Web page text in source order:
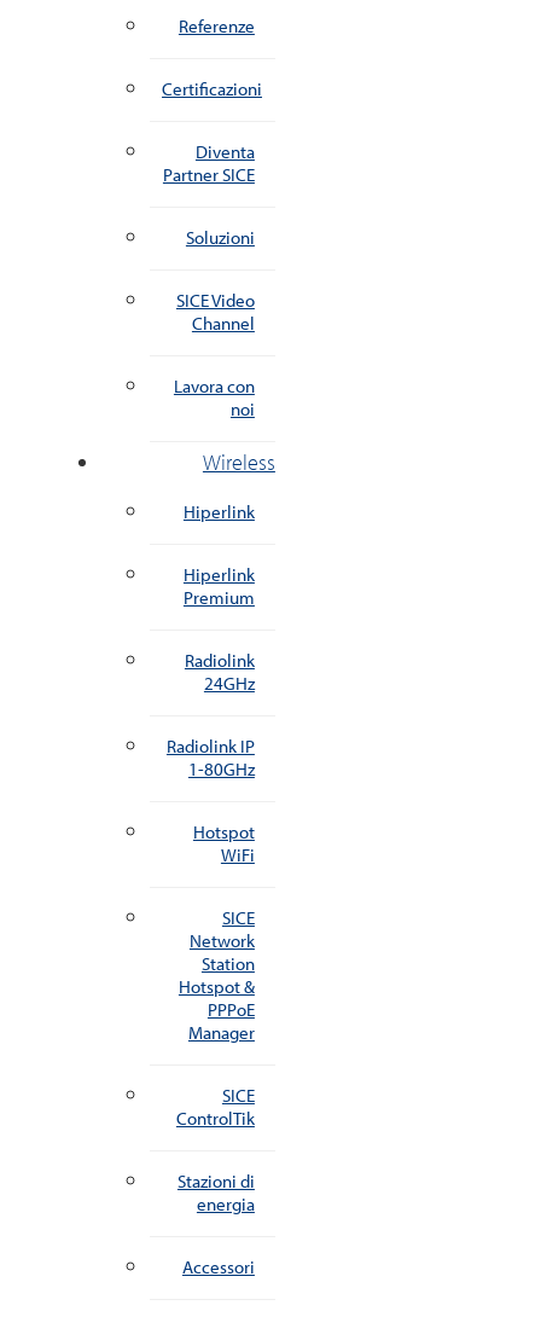
Referenze
Certificazioni
Diventa
Partner SICE
Soluzioni
SICE Video
Channel
Lavora con
noi
Wireless
Hiperlink
Hiperlink
Premium
Radiolink
24GHz
Radiolink IP
1-80GHz
Hotspot
WiFi
SICE
Network
Station
Hotspot &
PPPoE
Manager
SICE
ControlTik
Stazioni di
energia
Accessori